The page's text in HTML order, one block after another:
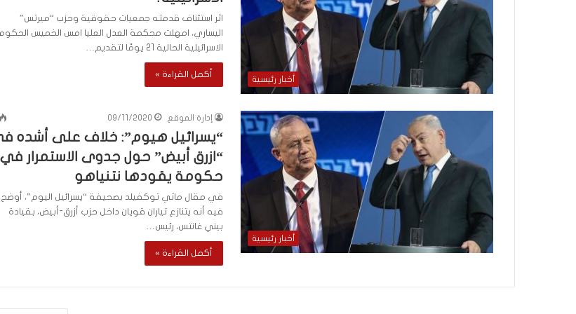
أخبار رئيسية
اثر استئناف قدمته جمعيات حقوقية وحزب “ميرتس”
اليساري، امهلت محكمة العدل العليا امس الخميس
الاسرائيلية الحالية 21 يومًا لتقديم…
أكمل القراءة »
أخبار رئيسية
إدارة الموقع 09/11/2020
“يسرائيل هيوم”: خلاف على أشده
“ازرق أبيض” حول جدوى الاستمرار في
حكومة يقودها نتنياهو
في مقال ماتي توكفيلد بصحيفة “يسرائيل اليوم”، أوضح
فيه أنه يتنازع تياران قويان داخل حزب أزرق-أبيض، بقيادة
بيني غانتس، رئيس…
أكمل القراءة »